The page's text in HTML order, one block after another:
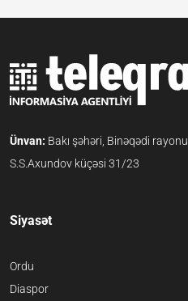
Ünvan: Bakı şəhəri, Binəqədi rayonu,
S.S.Axundov küçəsi 31/23
Siyasət
Ordu
Diaspor